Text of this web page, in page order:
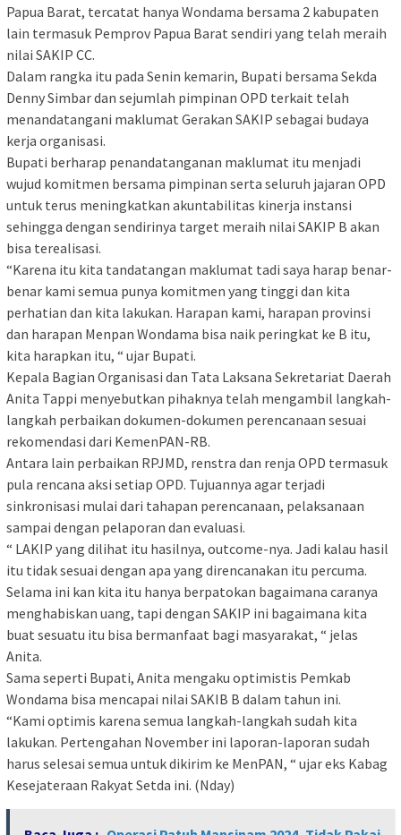
Papua Barat, tercatat hanya Wondama bersama 2 kabupaten
lain termasuk Pemprov Papua Barat sendiri yang telah meraih
nilai SAKIP CC.
Dalam rangka itu pada Senin kemarin, Bupati bersama Sekda
Denny Simbar dan sejumlah pimpinan OPD terkait telah
menandatangani maklumat Gerakan SAKIP sebagai budaya
kerja organisasi.
Bupati berharap penandatanganan maklumat itu menjadi
wujud komitmen bersama pimpinan serta seluruh jajaran OPD
untuk terus meningkatkan akuntabilitas kinerja instansi
sehingga dengan sendirinya target meraih nilai SAKIP B akan
bisa terealisasi.
“Karena itu kita tandatangan maklumat tadi saya harap benar-
benar kami semua punya komitmen yang tinggi dan kita
perhatian dan kita lakukan. Harapan kami, harapan provinsi
dan harapan Menpan Wondama bisa naik peringkat ke B itu,
kita harapkan itu, “ ujar Bupati.
Kepala Bagian Organisasi dan Tata Laksana Sekretariat Daerah
Anita Tappi menyebutkan pihaknya telah mengambil langkah-
langkah perbaikan dokumen-dokumen perencanaan sesuai
rekomendasi dari KemenPAN-RB.
Antara lain perbaikan RPJMD, renstra dan renja OPD termasuk
pula rencana aksi setiap OPD. Tujuannya agar terjadi
sinkronisasi mulai dari tahapan perencanaan, pelaksanaan
sampai dengan pelaporan dan evaluasi.
“ LAKIP yang dilihat itu hasilnya, outcome-nya. Jadi kalau hasil
itu tidak sesuai dengan apa yang direncanakan itu percuma.
Selama ini kan kita itu hanya berpatokan bagaimana caranya
menghabiskan uang, tapi dengan SAKIP ini bagaimana kita
buat sesuatu itu bisa bermanfaat bagi masyarakat, “ jelas
Anita.
Sama seperti Bupati, Anita mengaku optimistis Pemkab
Wondama bisa mencapai nilai SAKIB B dalam tahun ini.
“Kami optimis karena semua langkah-langkah sudah kita
lakukan. Pertengahan November ini laporan-laporan sudah
harus selesai semua untuk dikirim ke MenPAN, “ ujar eks Kabag
Kesejateraan Rakyat Setda ini. (Nday)